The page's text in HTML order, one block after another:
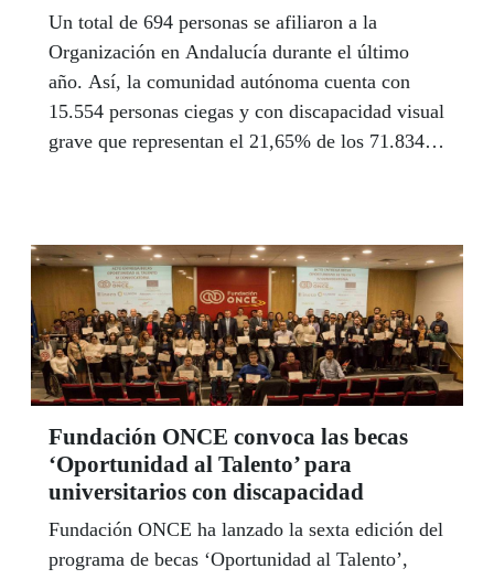
Un total de 694 personas se afiliaron a la
Organización en Andalucía durante el último
año. Así, la comunidad autónoma cuenta con
15.554 personas ciegas y con discapacidad visual
grave que representan el 21,65% de los 71.834
afiliados seguida de Cataluña, Comunidad de
Madrid y Comunidad Valenciana.
Fundación ONCE convoca las becas
‘Oportunidad al Talento’ para
universitarios con discapacidad
Fundación ONCE ha lanzado la sexta edición del
programa de becas ‘Oportunidad al Talento’,